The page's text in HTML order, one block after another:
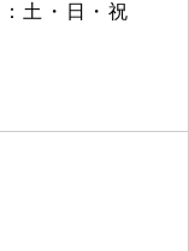
土・日・祝